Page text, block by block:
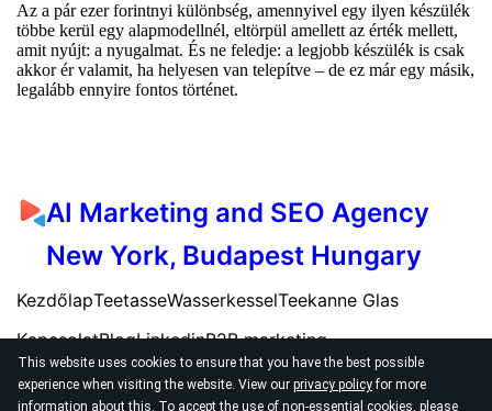
This website uses cookies to ensure that you have the best possible
experience when visiting the website. View our privacy policyfor more
information about this. To accept the use of non-essential cookies, please
Az a pár ezer forintnyi különbség, amennyivel egy ilyen készülék
többe kerül egy alapmodellnél, eltörpül amellett az érték mellett,
amit nyújt: a nyugalmat. És ne feledje: a legjobb készülék is csak
akkor ér valamit, ha helyesen van telepítve – de ez már egy másik,
legalább ennyire fontos történet.
AI Marketing and SEO Agency
New York, Budapest Hungary
KezdőlapTeetasseWasserkesselTeekanne Glas
KapcsolatBlogLinkedinB2B marketing